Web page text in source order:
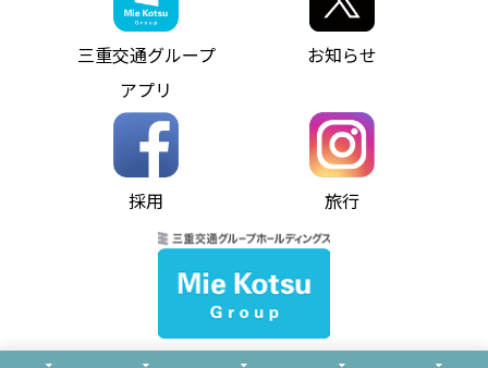
参宮バス
神都バス
パールシャトル
バス情報の見える化
コミュニティバス
バス・タクシー交通広告
異常事態発生時のお願い
インターネット予約
よくあるご質問
お問い合わせ
お問い合わせ
お知らせ・最新情報一覧
ニュースリリース
お問い合わせ
個人情報保護方針
ソーシャルメディア運用ポリシー
ホームページのご利用にあたって
Notes for Using this Website
サイトマップ
三重交通グループ
アプリ
お知らせ
採用 旅行